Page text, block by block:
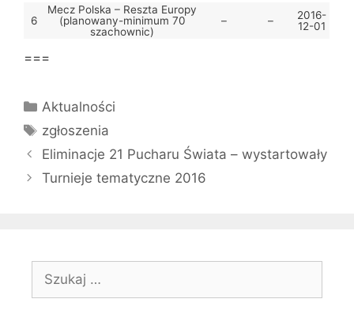
6
Mecz Polska – Reszta Europy
(planowany-minimum 70
szachownic)
– –
2016-
12-01
===
Kategorie
Aktualności
Tagi
zgłoszenia
Eliminacje 21 Pucharu Świata – wystartowały
Turnieje tematyczne 2016
Szukaj: